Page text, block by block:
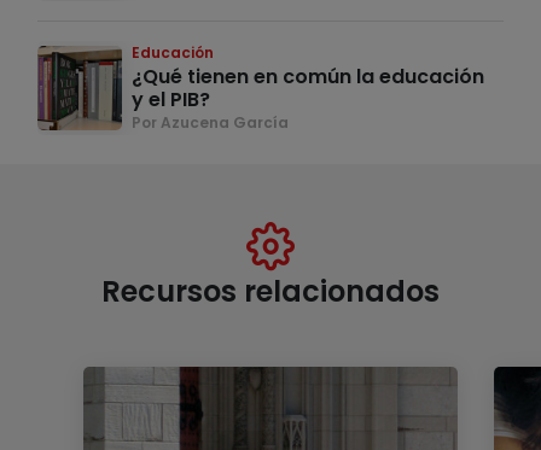
Educación
¿Qué tienen en común la educación
y el PIB?
Por Azucena García
Recursos relacionados